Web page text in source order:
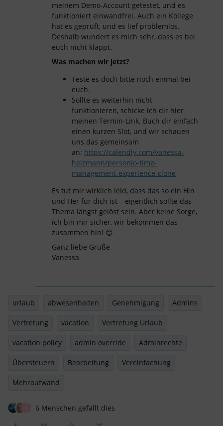
meinem Demo-Account getestet, und es
funktioniert einwandfrei. Auch ein Kollege
hat es geprüft, und es lief problemlos.
Deshalb wundert es mich sehr, dass es bei
euch nicht klappt.
Was machen wir jetzt?
Teste es doch bitte noch einmal bei
euch.
Sollte es weiterhin nicht
funktionieren, schicke ich dir hier
meinen Termin-Link. Buch dir einfach
einen kurzen Slot, und wir schauen
uns das gemeinsam
an: https://calendly.com/vanessa-
heizmann/personio-time-
management-experience-clone
Es tut mir wirklich leid, dass das so ein Hin
und Her für dich ist – eigentlich sollte das
Thema längst gelöst sein. Aber keine Sorge,
ich bin mir sicher, wir bekommen das
zusammen hin! 😊
Ganz liebe Grüße
Vanessa
urlaub abwesenheiten Genehmigung Admins
Vertretung vacation Vertretung Urlaub
vacation policy admin override Adminrechte
Übersteuern Bearbeitung Vereinfachung
Mehraufwand
6 Menschen gefällt dies